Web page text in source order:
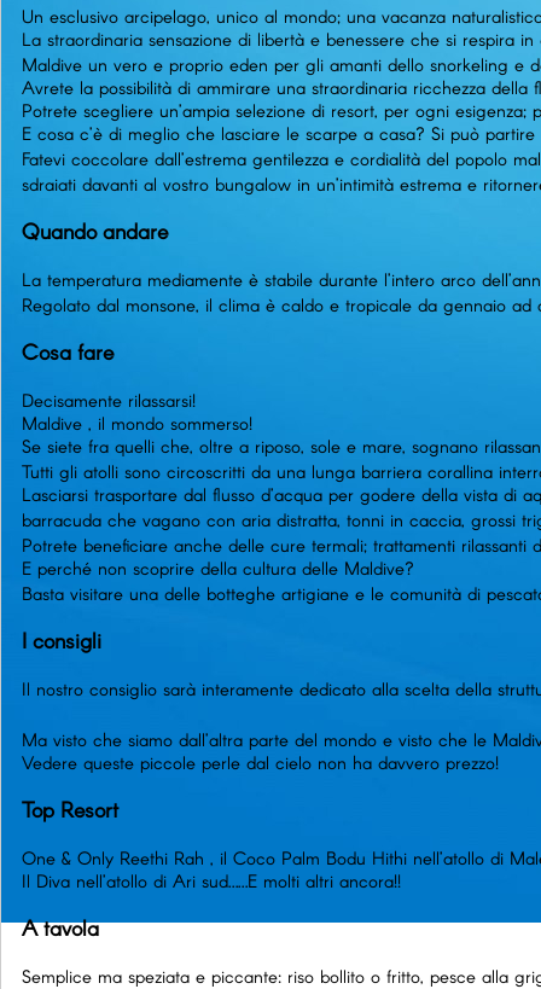
Un esclusivo arcipelago, unico al mondo; una vacanza
La straordinaria sensazione di libertà e benessere che si respira
Maldive un vero e proprio eden per gli amanti dello snorkeling e
Avrete la possibilità di ammirare una straordinaria ricchezza
Potrete scegliere un’ampia selezione di resort, per ogni
E cosa c’è di meglio che lasciare le scarpe a casa? Si può
Fatevi coccolare dall’estrema gentilezza e cordialità del popolo
sdraiati davanti al vostro bungalow in un’intimità estrema e
Quando andare
La temperatura mediamente è stabile durante l’intero arco
Regolato dal monsone, il clima è caldo e tropicale da gennaio
Cosa fare
Decisamente rilassarsi!
Maldive , il mondo sommerso!
Se siete fra quelli che, oltre a riposo, sole e mare, sognano
Tutti gli atolli sono circoscritti da una lunga barriera corallina
Lasciarsi trasportare dal flusso d’acqua per godere della vista
barracuda che vagano con aria distratta, tonni in caccia, grossi
Potrete beneficiare anche delle cure termali; trattamenti
E perché non scoprire della cultura delle Maldive?
Basta visitare una delle botteghe artigiane e le comunità di
I consigli
Il nostro consiglio sarà interamente dedicato alla scelta della
Ma visto che siamo dall’altra parte del mondo e visto che le
Vedere queste piccole perle dal cielo non ha davvero prezzo!
Top Resort
One & Only Reethi Rah , il Coco Palm Bodu Hithi nell’atollo di
Il Diva nell’atollo di Ari sud……E molti altri ancora!!
A tavola
Semplice ma speziata e piccante: riso bollito o fritto, pesce alla